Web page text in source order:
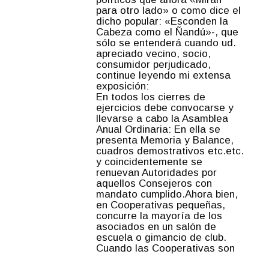
para otro lado» o como dice el
dicho popular: «Esconden la
Cabeza como el Ñandú»-, que
sólo se entenderá cuando ud.
apreciado vecino, socio,
consumidor perjudicado,
continue leyendo mi extensa
exposición:
En todos los cierres de
ejercicios debe convocarse y
llevarse a cabo la Asamblea
Anual Ordinaria: En ella se
presenta Memoria y Balance,
cuadros demostrativos etc.etc.
y coincidentemente se
renuevan Autoridades por
aquellos Consejeros con
mandato cumplido.Ahora bien,
en Cooperativas pequeñas,
concurre la mayoría de los
asociados en un salón de
escuela o gimancio de club.
Cuando las Cooperativas son